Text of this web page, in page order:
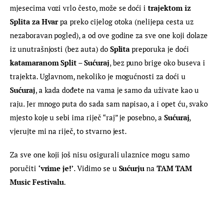
mjesecima vozi vrlo često, može se doći i trajektom iz
Splita za Hvar pa preko cijelog otoka (nelijepa cesta uz
nezaboravan pogled), a od ove godine za sve one koji dolaze
iz unutrašnjosti (bez auta) do Splita preporuka je doći
katamaranom Split – Sućuraj, bez puno brige oko buseva i
trajekta. Uglavnom, nekoliko je mogućnosti za doći u
Sućuraj, a kada dođete na vama je samo da uživate kao u
raju. Jer mnogo puta do sada sam napisao, a i opet ću, svako
mjesto koje u sebi ima riječ “raj” je posebno, a Sućuraj,
vjerujte mi na riječ, to stvarno jest.
Za sve one koji još nisu osigurali ulaznice mogu samo
poručiti ‘vrime je!’. Vidimo se u Sućurju na TAM TAM
Music Festivalu.